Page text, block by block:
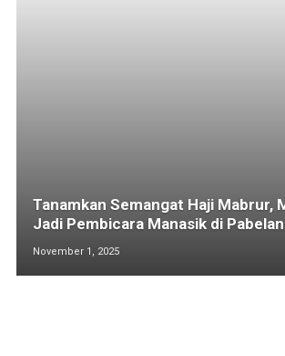
Tanamkan Semangat Haji Mabrur,
Jadi Pembicara Manasik di Pabelan
November 1, 2025